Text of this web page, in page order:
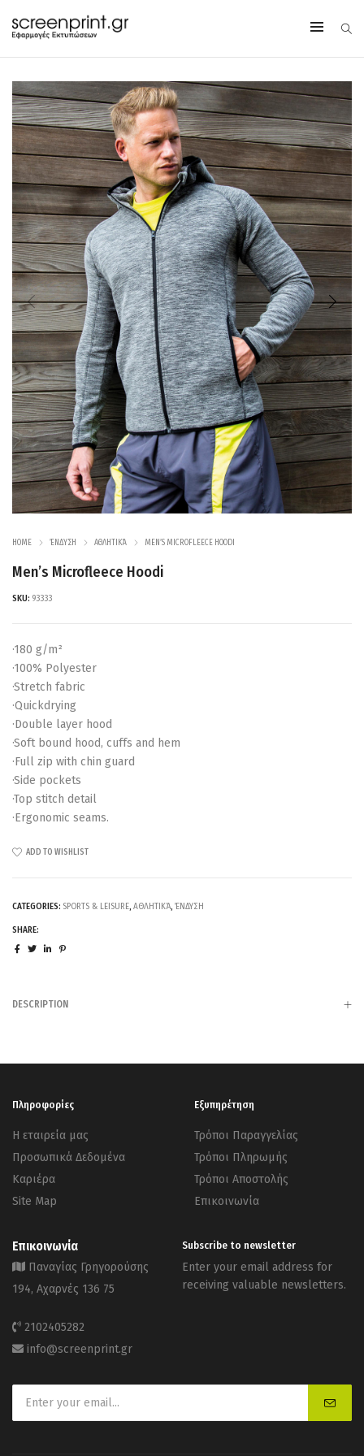
HOME ΈΝΔΥΣΗ ΑΘΛΗΤΙΚΆ MEN’S MICROFLEECE HOODI
Men’s Microfleece Hoodi
SKU: 93333
·180 g/m²
·100% Polyester
·Stretch fabric
·Quickdrying
·Double layer hood
·Soft bound hood, cuffs and hem
·Full zip with chin guard
·Side pockets
·Top stitch detail
·Ergonomic seams.
ADD TO WISHLIST
CATEGORIES: SPORTS & LEISURE, ΑΘΛΗΤΙΚΆ, ΈΝΔΥΣΗ
SHARE:
DESCRIPTION
Πληροφορίες
Η εταιρεία μας
Προσωπικά Δεδομένα
Καριέρα
Site Map
Εξυπηρέτηση
Τρόποι Παραγγελίας
Τρόποι Πληρωμής
Τρόποι Αποστολής
Επικοινωνία
Επικοινωνία
Παναγίας Γρηγορούσης
194, Αχαρνές 136 75
2102405282
info@screenprint.gr
Subscribe to newsletter
Enter your email address for
receiving valuable newsletters.